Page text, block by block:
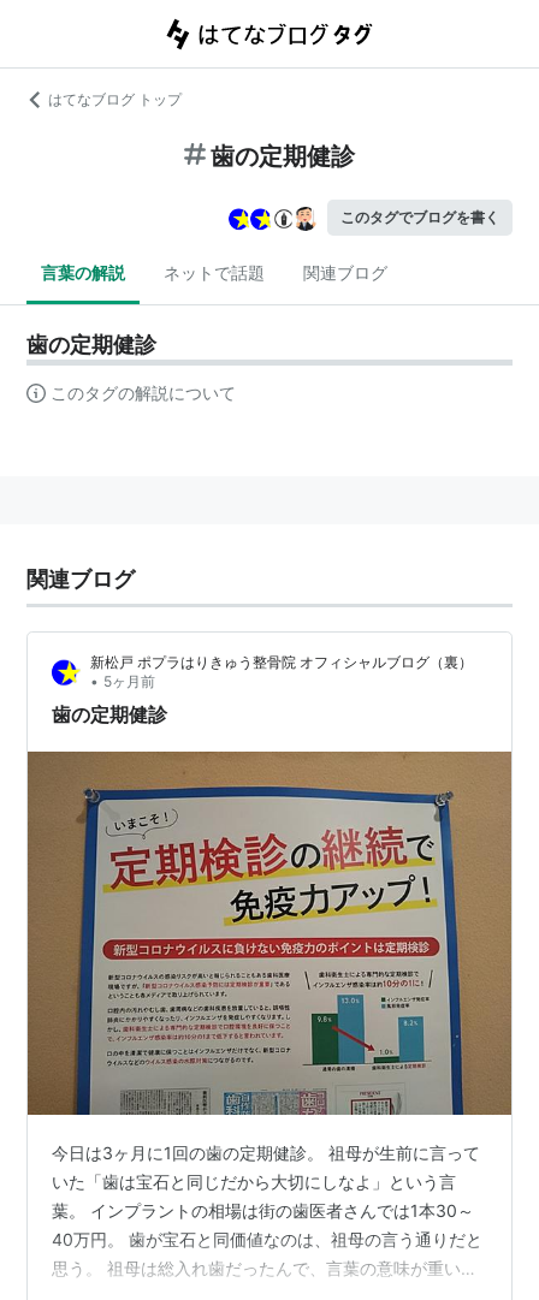
はてなブログ トップ
歯の定期健診
このタグでブログを書く
言葉の解説 ネットで話題 関連ブログ
歯の定期健診
このタグの解説について
関連ブログ
新松戸 ポプラはりきゅう整骨院 オフィシャルブログ（裏）
• 5ヶ月前
歯の定期健診
今日は3ヶ月に1回の歯の定期健診。 祖母が生前に言って
いた「歯は宝石と同じだから大切にしなよ」という言
葉。 インプラントの相場は街の歯医者さんでは1本30～
40万円。 歯が宝石と同価値なのは、祖母の言う通りだと
思う。 祖母は総入れ歯だったんで、言葉の意味が重い。